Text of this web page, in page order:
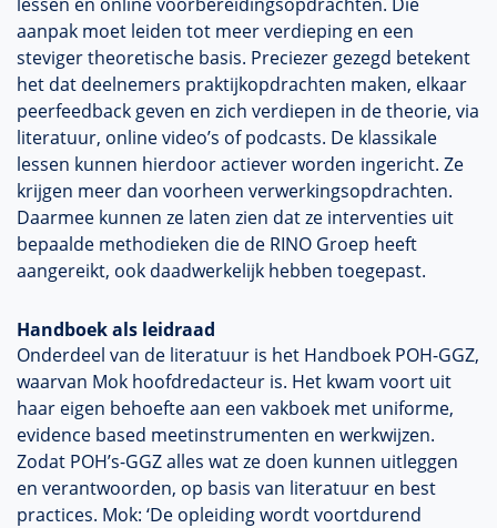
aanpak moet leiden tot meer verdieping en een
steviger theoretische basis. Preciezer gezegd betekent
het dat deelnemers praktijkopdrachten maken, elkaar
peerfeedback geven en zich verdiepen in de theorie, via
literatuur, online video’s of podcasts. De klassikale
lessen kunnen hierdoor actiever worden ingericht. Ze
krijgen meer dan voorheen verwerkingsopdrachten.
Daarmee kunnen ze laten zien dat ze interventies uit
bepaalde methodieken die de RINO Groep heeft
aangereikt, ook daadwerkelijk hebben toegepast.
Handboek als leidraad
Onderdeel van de literatuur is het Handboek POH-GGZ,
waarvan Mok hoofdredacteur is. Het kwam voort uit
haar eigen behoefte aan een vakboek met uniforme,
evidence based meetinstrumenten en werkwijzen.
Zodat POH’s-GGZ alles wat ze doen kunnen uitleggen
en verantwoorden, op basis van literatuur en best
practices. Mok: ‘De opleiding wordt voortdurend